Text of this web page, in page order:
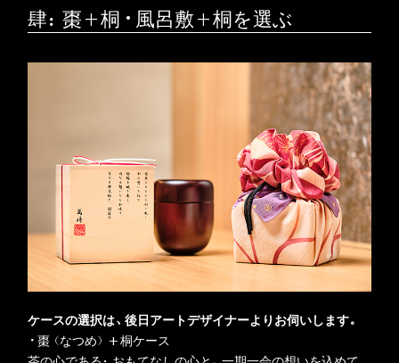
肆：棗+桐・風呂敷+桐を選ぶ
ケースの選択は、後日アートデザイナーよりお伺いします。
・棗（なつめ）+桐ケース